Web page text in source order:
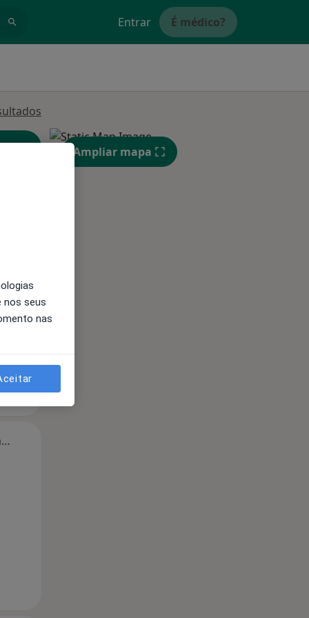
Entrar É médico?
Segunda-feira
Ampliar mapa
nos seus
nas